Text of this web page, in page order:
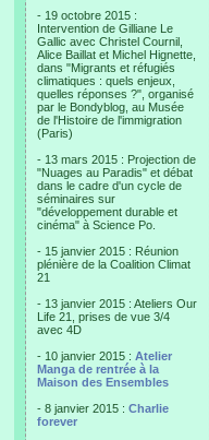
- 19 octobre 2015 :
Intervention de Gilliane Le
Gallic avec Christel Cournil,
Alice Baillat et Michel Hignette,
dans "Migrants et réfugiés
climatiques : quels enjeux,
quelles réponses ?", organisé
par le Bondyblog, au Musée
de l'Histoire de l'immigration
(Paris)
- 13 mars 2015 : Projection de
"Nuages au Paradis" et débat
dans le cadre d'un cycle de
séminaires sur
"développement durable et
cinéma" à Science Po.
- 15 janvier 2015 : Réunion
plénière de la Coalition Climat
21
- 13 janvier 2015 : Ateliers Our
Life 21, prises de vue 3/4
avec 4D
- 10 janvier 2015 : Atelier
Manga de rentrée à la
Maison des Ensembles
- 8 janvier 2015 : Charlie
forever